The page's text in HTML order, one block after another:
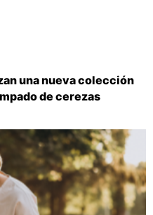
una nueva colección
de cerezas